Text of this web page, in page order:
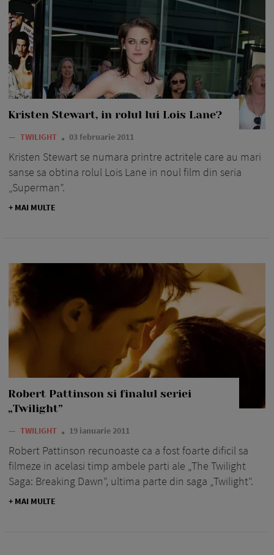
Kristen Stewart, in rolul lui Lois Lane?
— TWILIGHT 03 februarie 2011
Kristen Stewart se numara printre actritele care au mari
sanse sa obtina rolul Lois Lane in noul film din seria
„Superman”.
+ MAI MULTE
Robert Pattinson si finalul seriei
„Twilight”
— TWILIGHT 19 ianuarie 2011
Robert Pattinson recunoaste ca a fost foarte dificil sa
filmeze in acelasi timp ambele parti ale „The Twilight
Saga: Breaking Dawn”, ultima parte din saga „Twilight”.
+ MAI MULTE